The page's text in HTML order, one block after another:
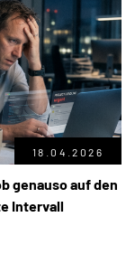
18.04.2026
genauso auf den
Intervall